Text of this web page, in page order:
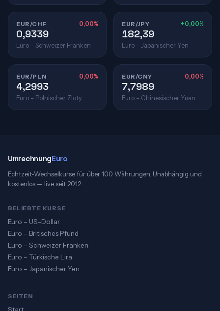
EUR/CHF 0,00%
0,9339
Euro – Schweizer Franken
EUR/JPY +0,00%
182,39
Euro – Japanischer Yen
EUR/PLN 0,00%
4,2993
Euro – Polnischer Zloty
EUR/CNY 0,00%
7,7989
Euro – Chinesischer Yuan
UmrechnungEuro
Echtzeit-Wechselkurse für über 100 Währungen. Unabhängig und
kostenlos — live seit 2012.
BELIEBTE KURSE
Euro – US-Dollar
Euro – Britisches Pfund
Euro – Schweizer Franken
Euro – Türkische Lira
Euro – Japanischer Yen
SEITEN